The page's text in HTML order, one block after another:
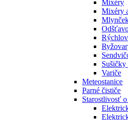
Mixéry
Mixéry
Sušičky
Variče
Meteostanice
Parné čističe
Starostlivosť